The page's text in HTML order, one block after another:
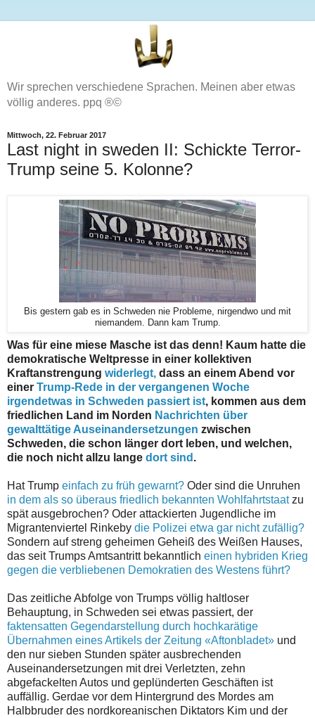
Wir sprechen verschiedene Sprachen. Meinen aber etwas
völlig anderes. ppq ®©
Mittwoch, 22. Februar 2017
Last night in sweden II: Schickte Terror-
Trump seine 5. Kolonne?
Bis gestern gab es in Schweden nie Probleme, nirgendwo und mit
niemandem. Dann kam Trump.
Was für eine miese Masche ist das denn! Kaum hatte die
demokratische Weltpresse in einer kollektiven
Kraftanstrengung widerlegt, dass an einem Abend vor
einer Trump-Rede in der vergangenen Woche
irgendetwas in Schweden passiert ist, kommen aus dem
friedlichen Land im Norden Nachrichten über
gewalttätige Auseinandersetzungen zwischen
Schweden, die schon länger dort leben, und welchen,
die noch nicht allzu lange dort sind .
Hat Trump einfach zu früh gewarnt? Oder sind die Unruhen
in dem als so überaus friedlich bekannten Wohlfahrtstaatzu
spät ausgebrochen? Oder attackierten Jugendliche im
Migrantenviertel Rinkeby die Polizei etwa gar nicht zufällig?
Sondern auf streng geheimen Geheiß des Weißen Hauses,
das seit Trumps Amtsantritt bekanntlich einen hybriden Krieg
gegen die verbliebenen Demokratien des Westens führt?
Das zeitliche Abfolge von Trumps völlig haltloser
Behauptung, in Schweden sei etwas passiert, der
faktensatten Gegendarstellung durch hochkarätige
Übernahmen eines Artikels der Zeitung «Aftonbladet» und
den nur sieben Stunden später ausbrechenden
Auseinandersetzungen mit drei Verletzten, zehn
abgefackelten Autos und geplünderten Geschäften ist
auffällig. Gerdae vor dem Hintergrund des Mordes am
Halbbruder des nordkoreanischen Diktators Kim und der